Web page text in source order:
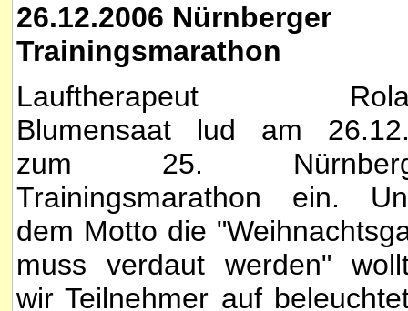
26.12.2006 Nürnberger
Trainingsmarathon
Lauftherapeut
Blumensaat lud am
zum 25.
Trainingsmarathon ein.
dem Motto die
muss verdaut werden"
wir Teilnehmer auf